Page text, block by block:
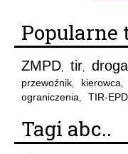
Popularne
ZMPD, tir, droga
przewoźnik, kierowca,
ograniczenia, TIR-EPD
Tagi abc..